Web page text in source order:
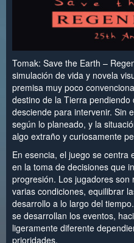
Tomak: Save the Earth –
simulación de vida y novela
premisa muy poco
destino de la Tierra
desciende para intervenir. Sin
según lo planeado, y la
algo extraño y curiosamente
En esencia, el juego se centra
en la toma de decisiones que
progresión. Los jugadores
varias condiciones, equilibrar
desarrollo a lo largo del
se desarrollan los eventos,
ligeramente diferente
prioridades.